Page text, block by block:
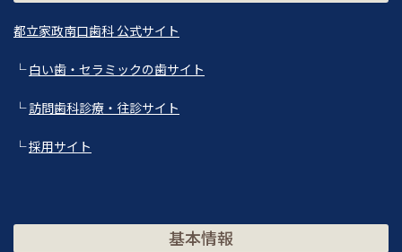
都立家政南口歯科 公式サイト
└白い歯・セラミックの歯サイト
└訪問歯科診療・往診サイト
└採用サイト
基本情報